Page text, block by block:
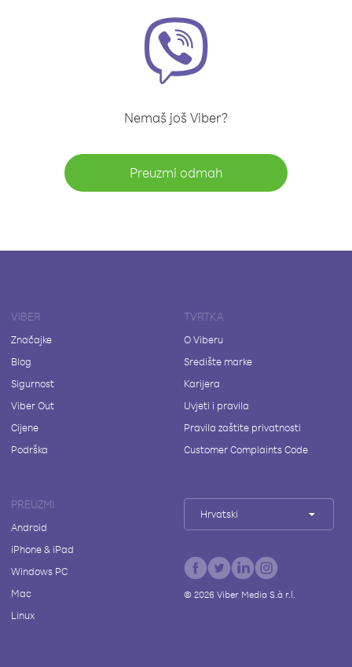
Nemaš još Viber?
Preuzmi odmah
VIBER
Značajke
Blog
Sigurnost
Viber Out
Cijene
Podrška
TVRTKA
O Viberu
Središte marke
Karijera
Uvjeti i pravila
Pravila zaštite privatnosti
Customer Complaints Code
PREUZMI
Android
iPhone & iPad
Windows PC
Mac
Linux
Hrvatski
© 2026Viber Media S.à r.l.